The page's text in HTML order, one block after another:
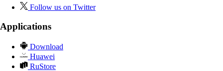
Follow us on Twitter
Applications
Download
Huawei
RuStore